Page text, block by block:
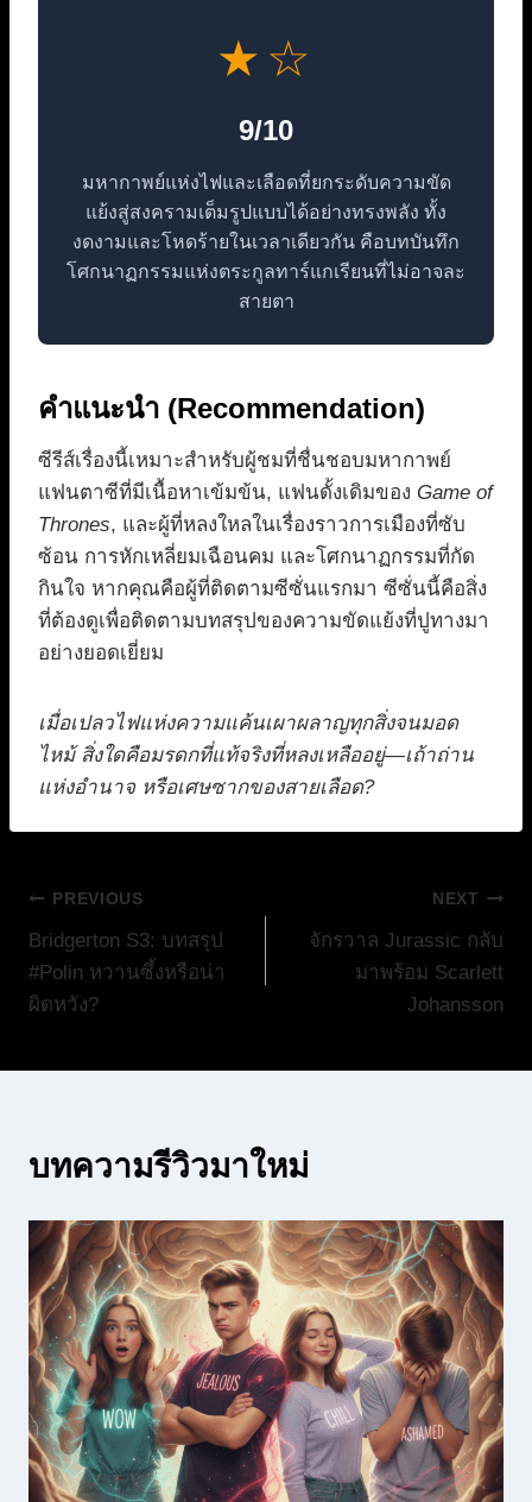
★☆
9/10
มหากาพย์แห่งไฟและเลือดที่ยกระดับความขัด
แย้งสู่สงครามเต็มรูปแบบได้อย่างทรงพลัง ทั้ง
งดงามและโหดร้ายในเวลาเดียวกัน คือบทบันทึก
โศกนาฏกรรมแห่งตระกูลทาร์แกเรียนที่ไม่อาจละ
สายตา
คำแนะนำ (Recommendation)
ซีรีส์เรื่องนี้เหมาะสำหรับผู้ชมที่ชื่นชอบมหากาพย์
แฟนตาซีที่มีเนื้อหาเข้มข้น, แฟนดั้งเดิมของ Game of
Thrones, และผู้ที่หลงใหลในเรื่องราวการเมืองที่ซับ
ซ้อน การหักเหลี่ยมเฉือนคม และโศกนาฏกรรมที่กัด
กินใจ หากคุณคือผู้ที่ติดตามซีซั่นแรกมา ซีซั่นนี้คือสิ่ง
ที่ต้องดูเพื่อติดตามบทสรุปของความขัดแย้งที่ปูทางมา
อย่างยอดเยี่ยม
เมื่อเปลวไฟแห่งความแค้นเผาผลาญทุกสิ่งจนมอด
ไหม้ สิ่งใดคือมรดกที่แท้จริงที่หลงเหลืออยู่—เถ้าถ่าน
แห่งอำนาจ หรือเศษซากของสายเลือด?
แนะแนว
เรื่อง
PREVIOUS
Bridgerton S3: บทสรุป
#Polin หวานซึ้งหรือน่า
ผิดหวัง?
NEXT
จักรวาล Jurassic กลับ
มาพร้อม Scarlett
Johansson
บทความรีวิวมาใหม่